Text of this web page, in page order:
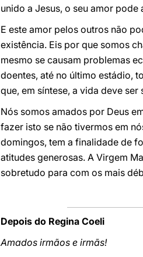
unido a Jesus, o seu amor
E este amor pelos outros não
existência. Eis por que somos
mesmo se causam problemas
doentes, até no último estádio,
que, em síntese, a vida deve
Nós somos amados por Deus
fazer isto se não tivermos em
domingos, tem a finalidade de
atitudes generosas. A Virgem
sobretudo para com os mais
Depois do Regina Coeli
Amados irmãos e irmãs!